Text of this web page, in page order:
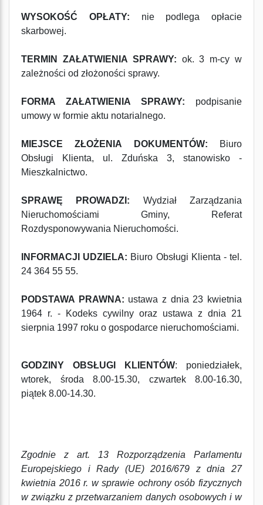
WYSOKOŚĆ OPŁATY: nie podlega opłacie
skarbowej.
TERMIN ZAŁATWIENIA SPRAWY: ok. 3 m-cy w
zależności od złożoności sprawy.
FORMA ZAŁATWIENIA SPRAWY: podpisanie
umowy w formie aktu notarialnego.
MIEJSCE ZŁOŻENIA DOKUMENTÓW: Biuro
Obsługi Klienta, ul. Zduńska 3, stanowisko -
Mieszkalnictwo.
SPRAWĘ PROWADZI: Wydział Zarządzania
Nieruchomościami Gminy, Referat
Rozdysponowywania Nieruchomości.
INFORMACJI UDZIELA: Biuro Obsługi Klienta - tel.
24 364 55 55.
PODSTAWA PRAWNA: ustawa z dnia 23 kwietnia
1964 r. - Kodeks cywilny oraz ustawa z dnia 21
sierpnia 1997 roku o gospodarce nieruchomościami.
GODZINY OBSŁUGI KLIENTÓW: poniedziałek,
wtorek, środa 8.00-15.30, czwartek 8.00-16.30,
piątek 8.00-14.30.
Zgodnie z art. 13 Rozporządzenia Parlamentu
Europejskiego i Rady (UE) 2016/679 z dnia 27
kwietnia 2016 r. w sprawie ochrony osób fizycznych
w związku z przetwarzaniem danych osobowych i w